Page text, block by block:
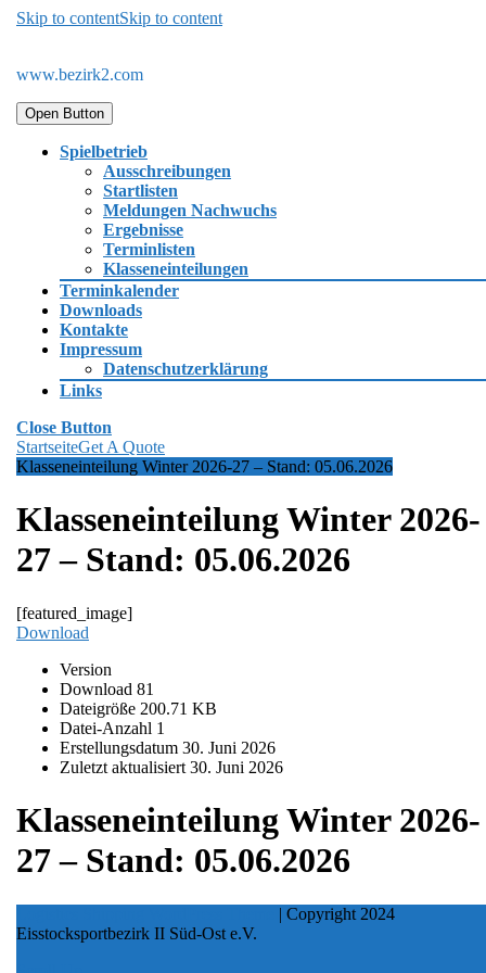
Skip to contentSkip to content
www.bezirk2.com
Open Button
Spielbetrieb
Ausschreibungen
Startlisten
Meldungen Nachwuchs
Ergebnisse
Terminlisten
Klasseneinteilungen
Terminkalender
Downloads
Kontakte
Impressum
Datenschutzerklärung
Links
Close Button
StartseiteGet A Quote
Klasseneinteilung Winter 2026-27 – Stand: 05.06.2026
Klasseneinteilung Winter 2026-
27 – Stand: 05.06.2026
[featured_image]
Download
Version
Download 81
Dateigröße 200.71 KB
Datei-Anzahl 1
Erstellungsdatum 30. Juni 2026
Zuletzt aktualisiert 30. Juni 2026
Klasseneinteilung Winter 2026-
27 – Stand: 05.06.2026
| Copyright 2024
Eisstocksportbezirk II Süd-Ost e.V.